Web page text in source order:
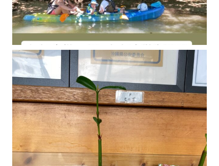
今年の1月にお店に植えたマングローブ(メヒルギ)の苗が成長してきました
マングロ